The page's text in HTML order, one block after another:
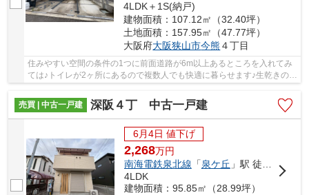
4LDK＋1S(納戸)
建物面積：107.12㎡（32.40坪）
土地面積：157.95㎡（47.77坪）
大阪府大阪狭山市今熊 ４丁目
住みやすい空間の条件の1つに前面道路が6m以上あるところを入れてみ
ては♪トイレが2ヶ所にあるので複数人でも快適に暮らせます♪生乾きの洗
売買 | 中古一戸建
深阪４丁 中古一戸建
6月4日 値下げ
2,268万円
南海電鉄泉北線 「泉ケ丘 」駅 徒歩20分
4LDK
建物面積：95.85㎡（28.99坪）